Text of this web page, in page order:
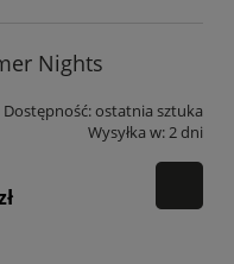
Nights
Dostępność:ostatnia sztuka
Wysyłka w: 2 dni